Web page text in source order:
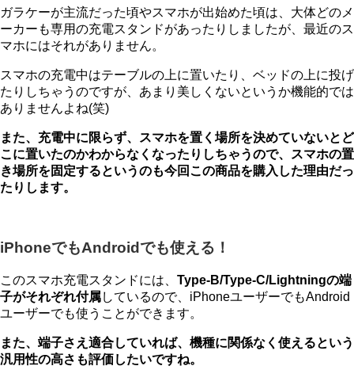
ガラケーが主流だった頃やスマホが出始めた頃は、大体どのメ
ーカーも専用の充電スタンドがあったりしましたが、最近のス
マホにはそれがありません。
スマホの充電中はテーブルの上に置いたり、ベッドの上に投げ
たりしちゃうのですが、あまり美しくないというか機能的では
ありませんよね(笑)
また、充電中に限らず、スマホを置く場所を決めていないとど
こに置いたのかわからなくなったりしちゃうので、スマホの置
き場所を固定するというのも今回この商品を購入した理由だっ
たりします。
iPhoneでもAndroidでも使える！
このスマホ充電スタンドには、 Type-B/Type-C/Lightningの端
子がそれぞれ付属しているので、iPhoneユーザーでもAndroid
ユーザーでも使うことができます。
また、端子さえ適合していれば、機種に関係なく使えるという
汎用性の高さも評価したいですね。